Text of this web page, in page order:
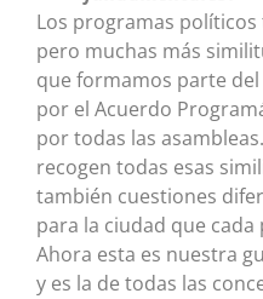
Los programas
pero muchas más
que formamos parte
por el Acuerdo
por todas las
recogen todas esas
también cuestiones
para la ciudad que
Ahora esta es nuestra
y es la de todas las